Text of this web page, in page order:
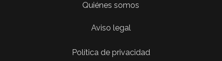
Quiénes somos
Aviso legal
Política de privacidad